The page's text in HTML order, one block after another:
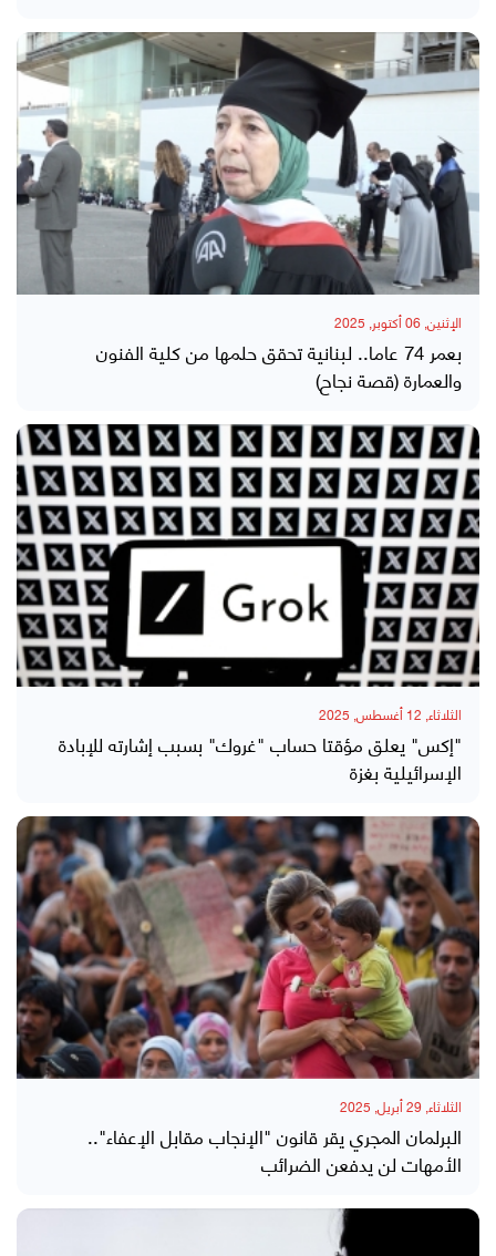
الإثنين, 06 أكتوبر, 2025
بعمر 74 عاما.. لبنانية تحقق حلمها من كلية الفنون
والعمارة (قصة نجاح)
الثلاثاء, 12 أغسطس, 2025
"إكس" يعلق مؤقتا حساب "غروك" بسبب إشارته للإبادة
الإسرائيلية بغزة
الثلاثاء, 29 أبريل, 2025
البرلمان المجري يقر قانون "الإنجاب مقابل الإعفاء"..
الأمهات لن يدفعن الضرائب